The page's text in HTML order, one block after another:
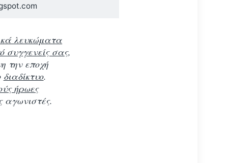
λευκώματα
συγγενείς σας,
την εποχή
διαδίκτυο.
ήρωες
αγωνιστές.